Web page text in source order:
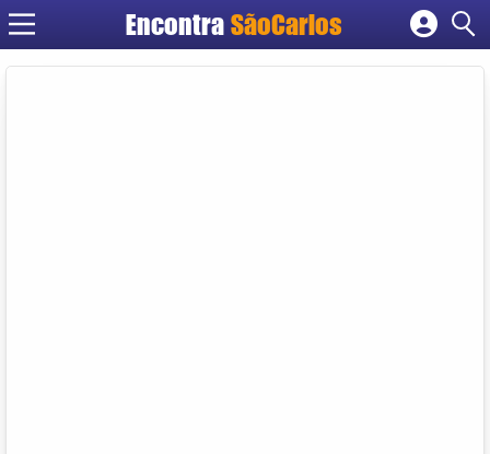
EncontraSãoCarlos
Cadastrar empresa